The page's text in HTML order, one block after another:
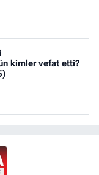
kimler vefat etti?